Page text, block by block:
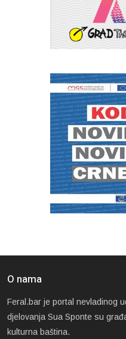
O nama
Feral.bar je portal nevladinog
djelovanja Sua Sponte su
kulturna baština.